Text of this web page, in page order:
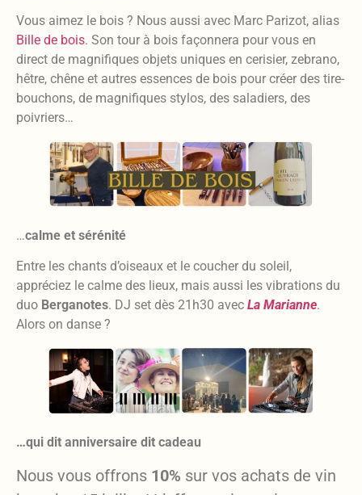
Vous aimez le bois ? Nous aussi avec Marc Parizot, alias
Bille de bois. Son tour à bois façonnera pour vous en
direct de magnifiques objets uniques en cerisier, zebrano,
hêtre, chêne et autres essences de bois pour créer des tire-
bouchons, de magnifiques stylos, des saladiers, des
poivriers…
…calme et sérénité
Entre les chants d’oiseaux et le coucher du soleil,
appréciez le calme des lieux, mais aussi les vibrations du
duo Berganotes. DJ set dès 21h30 avec La Marianne.
Alors on danse ?
…qui dit anniversaire dit cadeau
Nous vous offrons 10% sur vos achats de vin